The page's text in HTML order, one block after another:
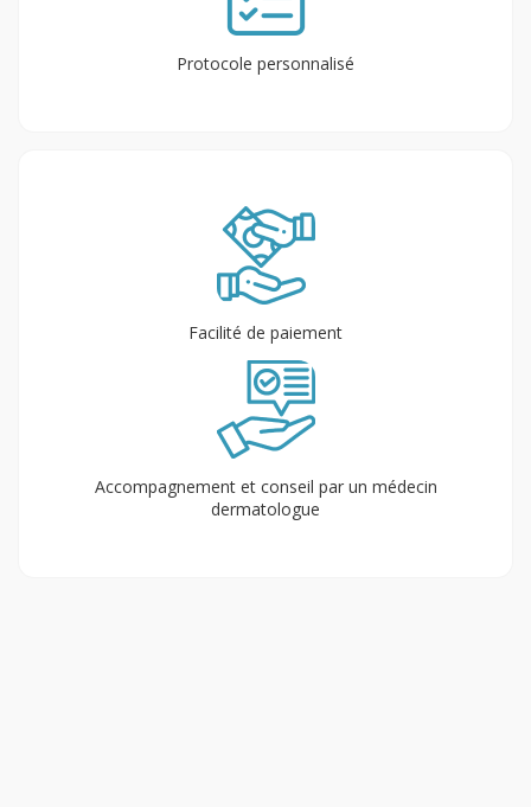
Protocole personnalisé
Facilité de paiement
Accompagnement et conseil par un médecin
dermatologue